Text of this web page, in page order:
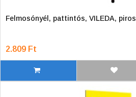
Felmosónyél, pattintós, VILEDA, piros
2.809 Ft